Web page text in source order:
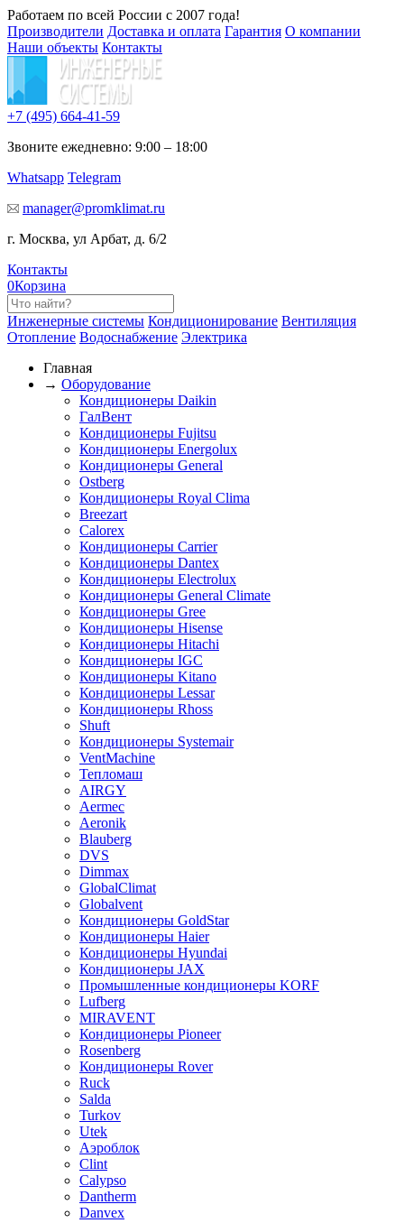
Работаем по всей России с 2007 года!
Производители Доставка и оплата Гарантия О компании
Наши объекты Контакты
+7 (495) 664-41-59
Звоните ежедневно: 9:00 – 18:00
Whatsapp Telegram
manager@promklimat.ru
г. Москва, ул Арбат, д. 6/2
Контакты
0Корзина
Инженерные системы Кондиционирование Вентиляция
Отопление Водоснабжение Электрика
Главная
→ Оборудование
Кондиционеры Daikin
ГалВент
Кондиционеры Fujitsu
Кондиционеры Energolux
Кондиционеры General
Ostberg
Кондиционеры Royal Clima
Breezart
Calorex
Кондиционеры Carrier
Кондиционеры Dantex
Кондиционеры Electrolux
Кондиционеры General Climate
Кондиционеры Gree
Кондиционеры Hisense
Кондиционеры Hitachi
Кондиционеры IGC
Кондиционеры Kitano
Кондиционеры Lessar
Кондиционеры Rhoss
Shuft
Кондиционеры Systemair
VentMachine
Тепломаш
AIRGY
Aermec
Aeronik
Blauberg
DVS
Dimmax
GlobalClimat
Globalvent
Кондиционеры GoldStar
Кондиционеры Haier
Кондиционеры Hyundai
Кондиционеры JAX
Промышленные кондиционеры KORF
Lufberg
MIRAVENT
Кондиционеры Pioneer
Rosenberg
Кондиционеры Rover
Ruck
Salda
Turkov
Utek
Аэроблок
Clint
Calypso
Dantherm
Danvex